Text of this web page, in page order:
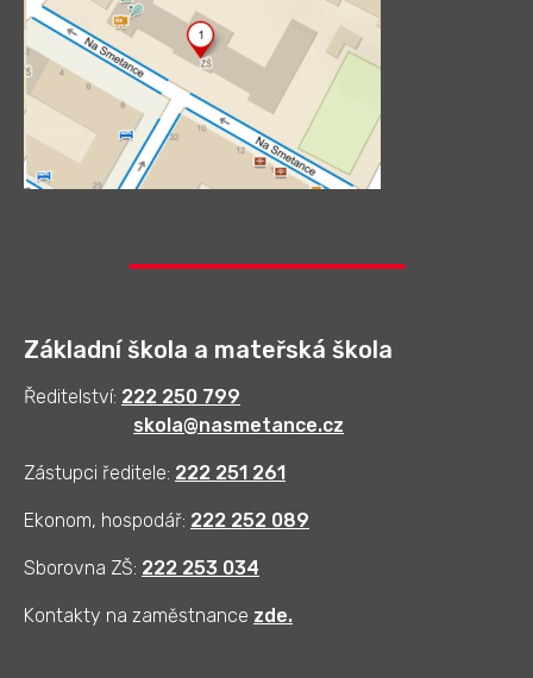
Základní škola a mateřská škola
Ředitelství: 222 250 799
skola@nasmetance.cz
Zástupci ředitele: 222 251 261
Ekonom, hospodář: 222 252 089
Sborovna ZŠ: 222 253 034
Kontakty na zaměstnance zde.